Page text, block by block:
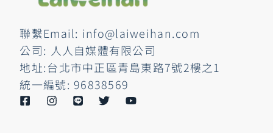
聯繫Email: info@laiweihan.com
公司: 人人自媒體有限公司
地址:台北市中正區青島東路7號2樓之1
統一編號: 96838569